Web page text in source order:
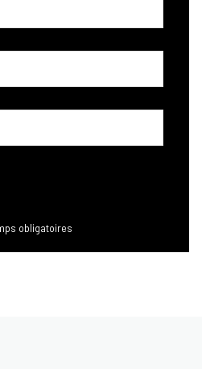
obligatoires